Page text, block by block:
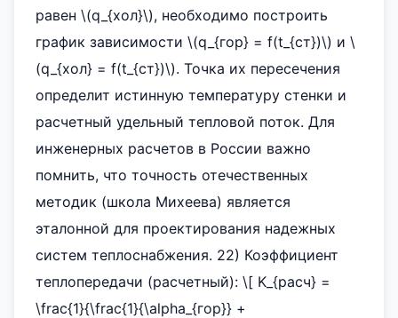
равен \(q_{хол}\), необходимо построить
график зависимости \(q_{гор} = f(t_{ст})\) и \
(q_{хол} = f(t_{ст})\). Точка их пересечения
определит истинную температуру стенки и
расчетный удельный тепловой поток. Для
инженерных расчетов в России важно
помнить, что точность отечественных
методик (школа Михеева) является
эталонной для проектирования надежных
систем теплоснабжения. 22) Коэффициент
теплопередачи (расчетный): \[ K_{расч} =
\frac{1}{\frac{1}{\alpha_{гор}} +